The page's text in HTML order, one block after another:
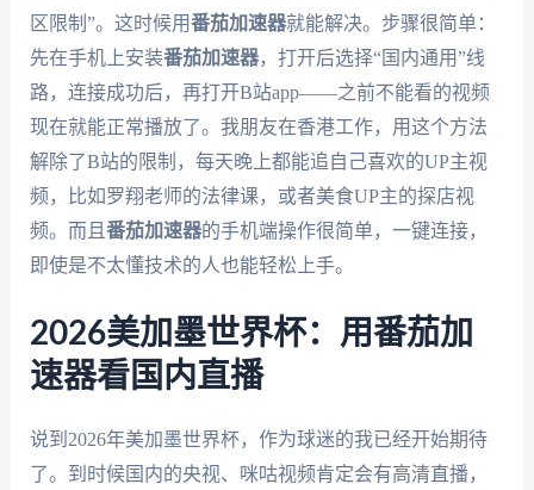
区限制”。这时候用番茄加速器就能解决。步骤很简单：
先在手机上安装番茄加速器，打开后选择“国内通用”线
路，连接成功后，再打开B站app——之前不能看的视频
现在就能正常播放了。我朋友在香港工作，用这个方法
解除了B站的限制，每天晚上都能追自己喜欢的UP主视
频，比如罗翔老师的法律课，或者美食UP主的探店视
频。而且 番茄加速器的手机端操作很简单，一键连接，
即使是不太懂技术的人也能轻松上手。
2026美加墨世界杯：用番茄加
速器看国内直播
说到2026年美加墨世界杯，作为球迷的我已经开始期待
了。到时候国内的央视、咪咕视频肯定会有高清直播，